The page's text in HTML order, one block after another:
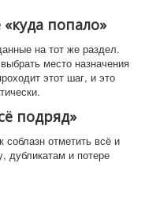
попало»
на тот же раздел.
место назначения
этот шаг, и это
подряд»
соблазн отметить всё и
дубликатам и потере